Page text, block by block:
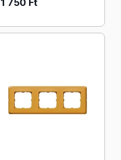
1 750 Ft